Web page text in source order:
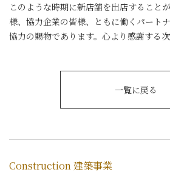
このような時期に新店舗を出店すること
様、協力企業の皆様、ともに働くパート
協力の賜物であります。心より感謝する次
一覧に戻る
Construction 建築事業